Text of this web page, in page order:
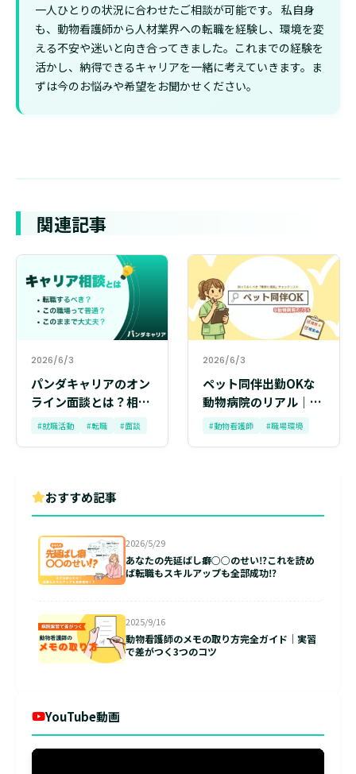
一人ひとりの状況に合わせたご相談が可能です。 私自身
も、動物看護師から人材業界への転職を経験し、環境を変
える不安や迷いと向き合ってきました。これまでの経験を
活かし、納得できるキャリアを一緒に考えていきます。ま
ずは今のお悩みや希望をお聞かせください。
関連記事
2026/6/3
パンダキャリアのオン
ライン面談とは？相談
内容・流れ・メリット
をまるごと解説
#就職活動 #転職 #面談
2026/6/3
ペット同伴出勤OKな
動物病院のリアル｜動
物看護師が知っておく
べき「理想と現実」の
#動物看護師 #職場環境
おすすめ記事
2026/5/29
あなたの先延ばし癖○○のせい⁉これを読め
ば転職もスキルアップも全部成功⁉
2025/9/16
動物看護師のメモの取り方完全ガイド｜実習
で差がつく3つのコツ
YouTube動画